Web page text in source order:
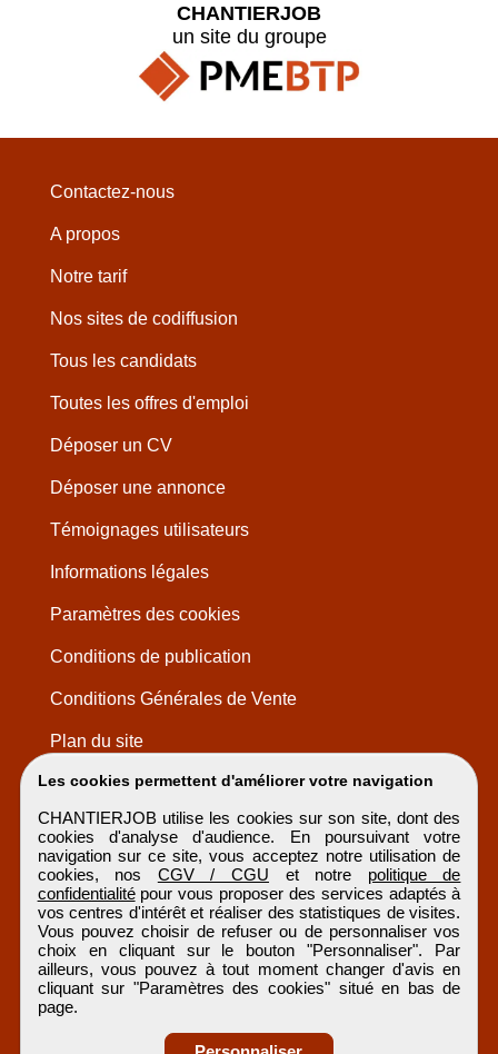
Les cookies permettent d'améliorer votre navigation
CHANTIERJOB utilise les cookies sur son site, dont des
cookies d'analyse d'audience. En poursuivant votre
navigation sur ce site, vous acceptez notre utilisation de
cookies, nos CGV / CGU et notre politique de
confidentialitépour vous proposer des services adaptés à
vos centres d'intérêt et réaliser des statistiques de visites.
Vous pouvez choisir de refuser ou de personnaliser vos
choix en cliquant sur le bouton "Personnaliser". Par
ailleurs, vous pouvez à tout moment changer d'avis en
cliquant sur "Paramètres des cookies" situé en bas de
page.
CHANTIERJOB
un site du groupe
Contactez-nous
A propos
Notre tarif
Nos sites de codiffusion
Tous les candidats
Toutes les offres d'emploi
Déposer un CV
Déposer une annonce
Témoignages utilisateurs
Informations légales
Paramètres des cookies
Conditions de publication
Conditions Générales de Vente
Plan du site